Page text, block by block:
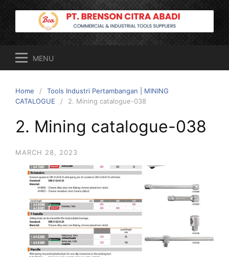
to
content
MENU
Home
Tools Industri Pertambangan | MINING
CATALOGUE
2. Mining catalogue-038
2. Mining catalogue-038
MARCH 28, 2023